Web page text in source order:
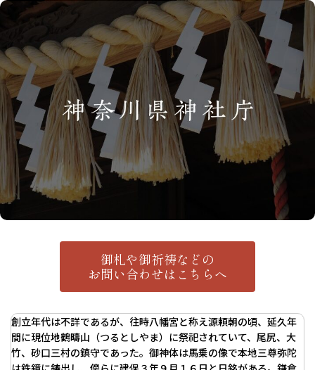
御札や御祈祷などの
お問い合わせはこちらへ
創立年代は不詳であるが、往時八幡宮と称え源頼朝の頃、延久年
間に現位地鶴疇山（つるとしやま）に祭祀されていて、尾尻、大
竹、砂口三村の鎮守であった。御神体は馬乗の像で本地三尊弥陀